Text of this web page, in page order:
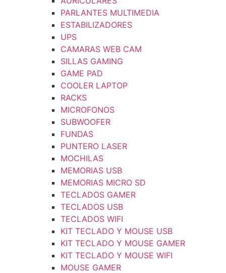
PARLANTES MULTIMEDIA
ESTABILIZADORES
UPS
CAMARAS WEB CAM
SILLAS GAMING
GAME PAD
COOLER LAPTOP
RACKS
MICROFONOS
SUBWOOFER
FUNDAS
PUNTERO LASER
MOCHILAS
MEMORIAS USB
MEMORIAS MICRO SD
TECLADOS GAMER
TECLADOS USB
TECLADOS WIFI
KIT TECLADO Y MOUSE USB
KIT TECLADO Y MOUSE GAMER
KIT TECLADO Y MOUSE WIFI
MOUSE GAMER